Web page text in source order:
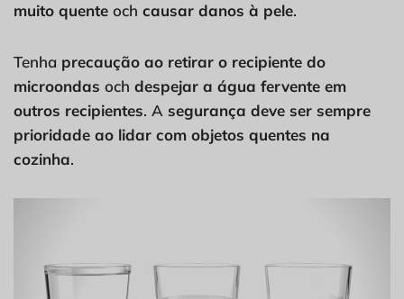
muito quente och causar danos à pele.
Tenha precaução ao retirar o recipiente do
microondas och despejar a água fervente em
outros recipientes. A segurança deve ser sempre
prioridade ao lidar com objetos quentes na
cozinha.